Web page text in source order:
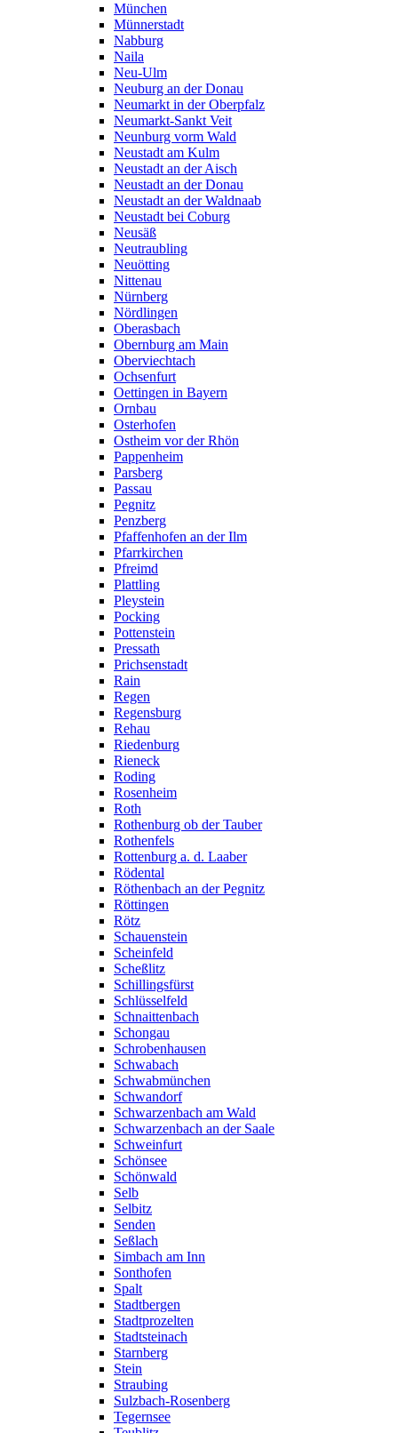
München
Münnerstadt
Nabburg
Naila
Neu-Ulm
Neuburg an der Donau
Neumarkt in der Oberpfalz
Neumarkt-Sankt Veit
Neunburg vorm Wald
Neustadt am Kulm
Neustadt an der Aisch
Neustadt an der Donau
Neustadt an der Waldnaab
Neustadt bei Coburg
Neusäß
Neutraubling
Neuötting
Nittenau
Nürnberg
Nördlingen
Oberasbach
Obernburg am Main
Oberviechtach
Ochsenfurt
Oettingen in Bayern
Ornbau
Osterhofen
Ostheim vor der Rhön
Pappenheim
Parsberg
Passau
Pegnitz
Penzberg
Pfaffenhofen an der Ilm
Pfarrkirchen
Pfreimd
Plattling
Pleystein
Pocking
Pottenstein
Pressath
Prichsenstadt
Rain
Regen
Regensburg
Rehau
Riedenburg
Rieneck
Roding
Rosenheim
Roth
Rothenburg ob der Tauber
Rothenfels
Rottenburg a. d. Laaber
Rödental
Röthenbach an der Pegnitz
Röttingen
Rötz
Schauenstein
Scheinfeld
Scheßlitz
Schillingsfürst
Schlüsselfeld
Schnaittenbach
Schongau
Schrobenhausen
Schwabach
Schwabmünchen
Schwandorf
Schwarzenbach am Wald
Schwarzenbach an der Saale
Schweinfurt
Schönsee
Schönwald
Selb
Selbitz
Senden
Seßlach
Simbach am Inn
Sonthofen
Spalt
Stadtbergen
Stadtprozelten
Stadtsteinach
Starnberg
Stein
Straubing
Sulzbach-Rosenberg
Tegernsee